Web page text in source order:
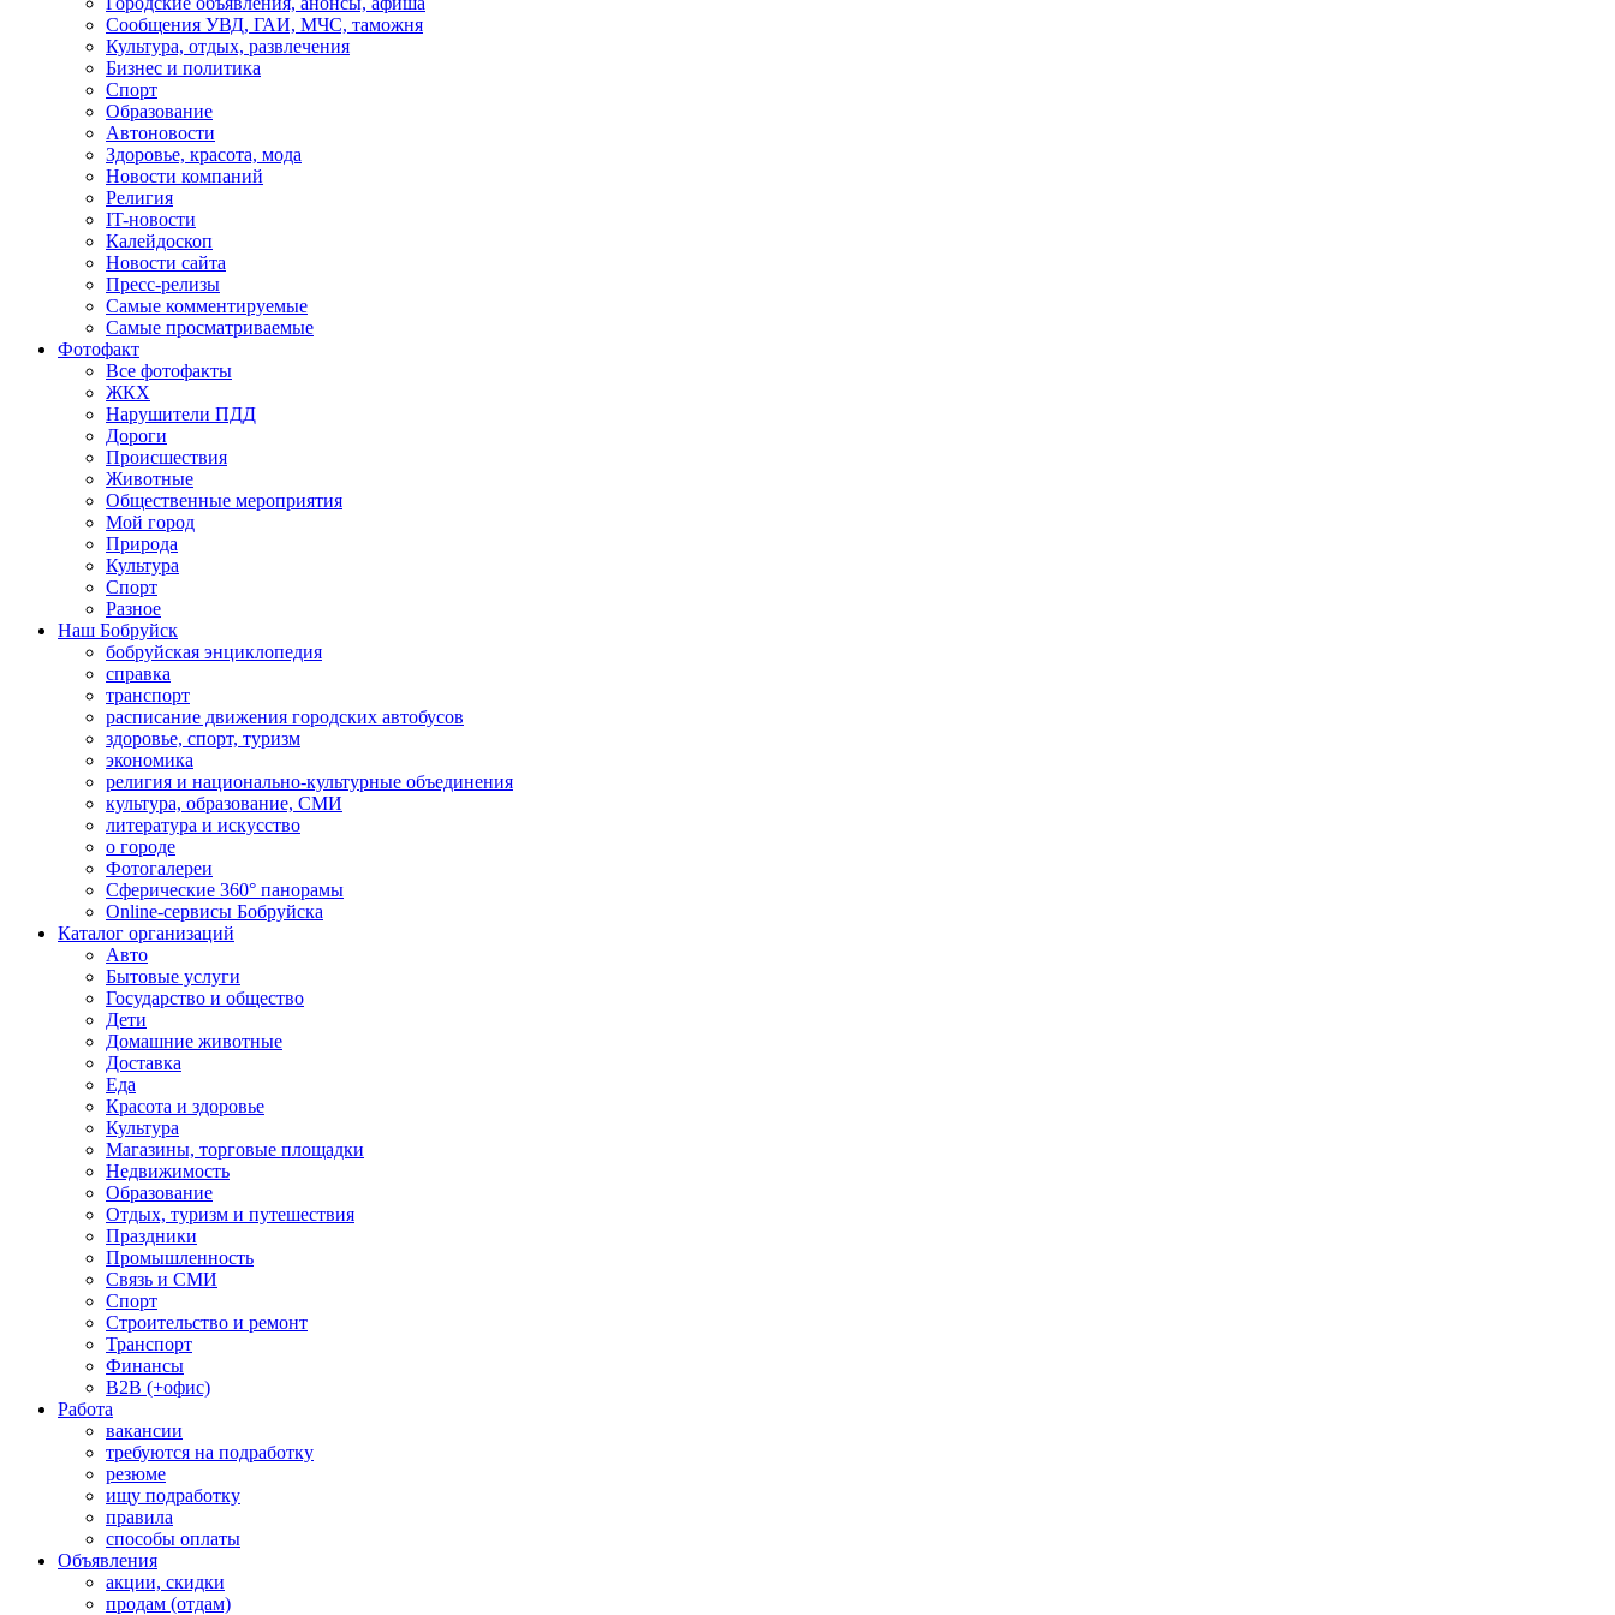
Сообщения УВД, ГАИ, МЧС, таможня
Культура, отдых, развлечения
Бизнес и политика
Спорт
Образование
Автоновости
Здоровье, красота, мода
Новости компаний
Религия
IT-новости
Калейдоскоп
Новости сайта
Пресс-релизы
Самые комментируемые
Самые просматриваемые
Фотофакт
Все фотофакты
ЖКХ
Нарушители ПДД
Дороги
Происшествия
Животные
Общественные мероприятия
Мой город
Природа
Культура
Спорт
Разное
Наш Бобруйск
бобруйская энциклопедия
справка
транспорт
расписание движения городских автобусов
здоровье, спорт, туризм
экономика
религия и национально-культурные объединения
культура, образование, СМИ
литература и искусство
о городе
Фотогалереи
Сферические 360° панорамы
Online-сервисы Бобруйска
Каталог организаций
Авто
Бытовые услуги
Государство и общество
Дети
Домашние животные
Доставка
Еда
Красота и здоровье
Культура
Магазины, торговые площадки
Недвижимость
Образование
Отдых, туризм и путешествия
Праздники
Промышленность
Связь и СМИ
Спорт
Строительство и ремонт
Транспорт
Финансы
B2B (+офис)
Работа
вакансии
требуются на подработку
резюме
ищу подработку
правила
способы оплаты
Объявления
акции, скидки
продам (отдам)